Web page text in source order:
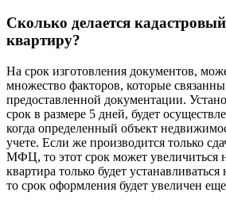
Сколько делается
квартиру?
На срок изготовления документов,
множество факторов, которые
предоставленной документации.
срок в размере 5 дней, будет
когда определенный объект
учете. Если же производится только
МФЦ, то этот срок может увеличиться
квартира только будет
то срок оформления будет увеличен